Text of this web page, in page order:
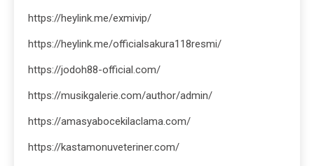
https://heylink.me/exmivip/
https://heylink.me/officialsakura118resmi/
https://jodoh88-official.com/
https://musikgalerie.com/author/admin/
https://amasyabocekilaclama.com/
https://kastamonuveteriner.com/